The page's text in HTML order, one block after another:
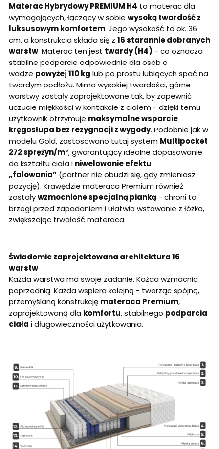
Materac Hybrydowy PREMIUM H4 to materac dla
wymagających, łączący w sobie wysoką twardość z
luksusowym komfortem. Jego wysokość to ok. 36
cm, a konstrukcja składa się z 16 starannie dobranych
warstw. Materac ten jest twardy (H4) - co oznacza
stabilne podparcie odpowiednie dla osób o
wadze powyżej 110 kg lub po prostu lubiących spać na
twardym podłożu. Mimo wysokiej twardości, górne
warstwy zostały zaprojektowane tak, by zapewnić
uczucie miękkości w kontakcie z ciałem - dzięki temu
użytkownik otrzymuje maksymalne wsparcie
kręgosłupa bez rezygnacji z wygody. Podobnie jak w
modelu Gold, zastosowano tutaj system Multipocket
272 sprężyn/m², gwarantujący idealne dopasowanie
do kształtu ciała i niwelowanie efektu
„falowania” (partner nie obudzi się, gdy zmieniasz
pozycję). Krawędzie materaca Premium również
zostaływzmocnione specjalną pianką - chroni to
brzegi przed zapadaniem i ułatwia wstawanie z łóżka,
zwiększając trwałość materaca.
Świadomie zaprojektowana architektura 16
warstw
Każda warstwa ma swoje zadanie. Każda wzmacnia
poprzednią. Każda wspiera kolejną - tworząc spójną,
przemyślaną konstrukcję materaca Premium,
zaprojektowaną dla komfortu, stabilnego podparcia
ciała i długowieczności użytkowania.